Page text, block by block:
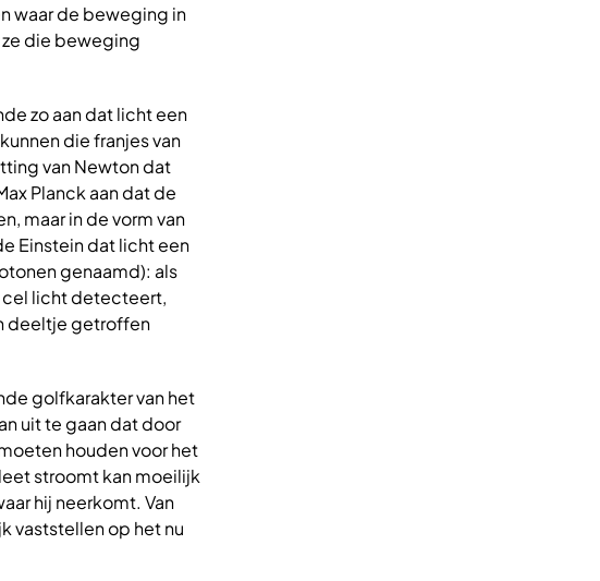
waar de beweging in
ze die beweging
zo aan dat licht een
die franjes van
van Newton dat
Planck aan dat de
maar in de vorm van
Einstein dat licht een
genaamd): als
licht detecteert,
deeltje getroffen
golfkarakter van het
uit te gaan dat door
houden voor het
stroomt kan moeilijk
hij neerkomt. Van
vaststellen op het nu